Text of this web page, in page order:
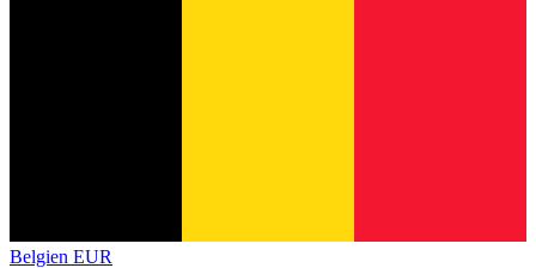
Belgien EUR